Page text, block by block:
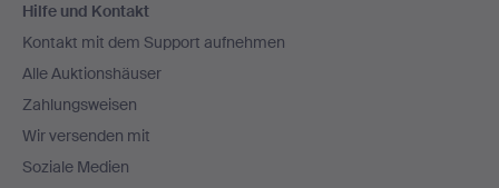
Navigation
Hilfe und Kontakt
Kontakt mit dem Support aufnehmen
Alle Auktionshäuser
Zahlungsweisen
Wir versenden mit
Soziale Medien